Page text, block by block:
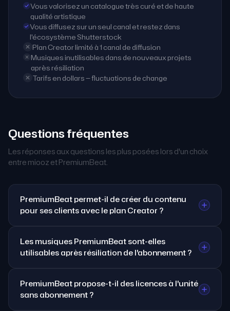
Vous valorisez un catalogue très curé et de haute
qualité artistique
Vous diffusez sur un seul canal et restez dans
l'écosystème Shutterstock
Plan Creator limité à 1 canal de diffusion
Musiques inutilisables dans de nouveaux projets
après résiliation
Tarifs en dollars — fluctuations de change
Questions fréquentes
Les réponses aux questions les plus posées lors d'un choix
entre miooz et PremiumBeat.
PremiumBeat permet-il de créer du contenu
pour ses clients avec le plan Creator ?
Les musiques PremiumBeat sont-elles
utilisables après résiliation de l'abonnement ?
PremiumBeat propose-t-il des licences à l'unité
sans abonnement ?